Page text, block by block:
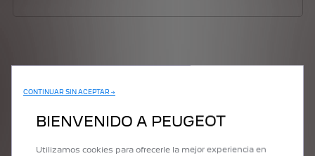
CONTINUAR SIN ACEPTAR →
BIENVENIDO A PEUGEOT
Utilizamos cookies para ofrecerle la mejor experiencia en